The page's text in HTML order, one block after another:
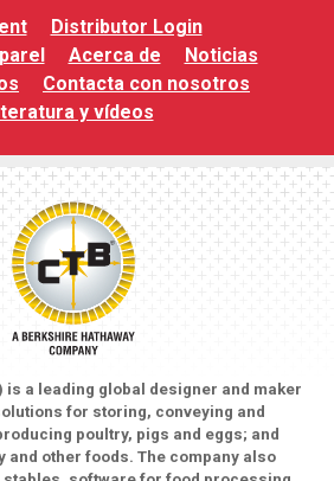
Distributor Login
Acerca de
Noticias
Contacta con nosotros
y vídeos
is a leading global designer and maker
for storing, conveying and
poultry, pigs and eggs; and
and other foods. The company also